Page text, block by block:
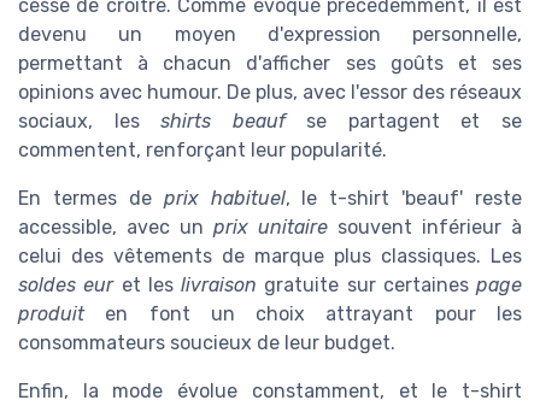
cesse de croître. Comme évoqué précédemment, il est
devenu un moyen d'expression personnelle,
permettant à chacun d'afficher ses goûts et ses
opinions avec humour. De plus, avec l'essor des réseaux
sociaux, lesshirts beaufse partagent et se
commentent, renforçant leur popularité.
En termes de prix habituel, le t-shirt 'beauf' reste
accessible, avec un prix unitaire souvent inférieur à
celui des vêtements de marque plus classiques. Les
soldes euret les livraison gratuite sur certaines page
produiten font un choix attrayant pour les
consommateurs soucieux de leur budget.
Enfin, la mode évolue constamment, et le t-shirt